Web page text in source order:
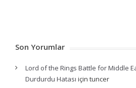
Son Yorumlar
Lord of the Rings Battle for Middle
Durdurdu Hatası için tuncer